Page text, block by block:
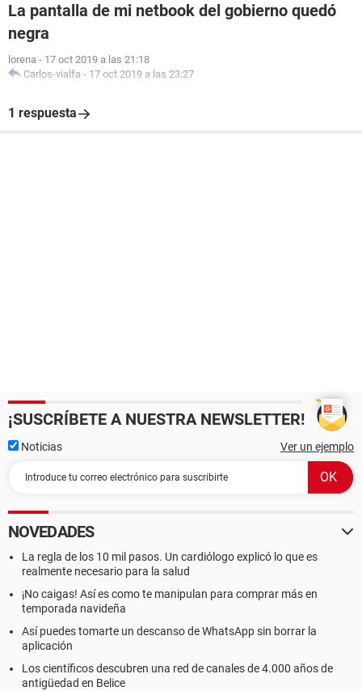
La pantalla de mi netbook del gobierno quedó
negra
lorena - 17 oct 2019 a las 21:18
Carlos-vialfa - 17 oct 2019 a las 23:27
1 respuesta
¡SUSCRÍBETE A NUESTRA NEWSLETTER!
Noticias Ver un ejemplo
NOVEDADES
La regla de los 10 mil pasos. Un cardiólogo explicó lo que es
realmente necesario para la salud
¡No caigas! Así es como te manipulan para comprar más en
temporada navideña
Así puedes tomarte un descanso de WhatsApp sin borrar la
aplicación
Los científicos descubren una red de canales de 4.000 años de
antigüedad en Belice